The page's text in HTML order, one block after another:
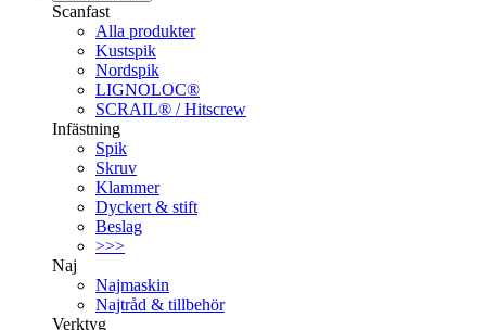
Scanfast
Alla produkter
Kustspik
Nordspik
LIGNOLOC®
SCRAIL® / Hitscrew
Infästning
Spik
Skruv
Klammer
Dyckert & stift
Beslag
>>>
Naj
Najmaskin
Najtråd & tillbehör
Verktyg